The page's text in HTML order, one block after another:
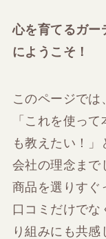
心を育てるガー
にようこそ！
このページでは
「これを使っ
も教えたい！」
会社の理念まで
商品を選りすぐ
口コミだけでな
り組みにも共感